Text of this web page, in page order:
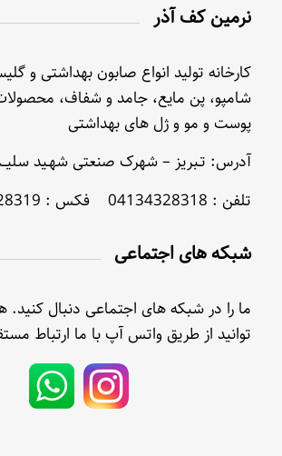
نرمین کف آذر
کارخانه تولید انواع صابون بهداشتی و
شامپو، پن مایع، جامد و شفاف،
پوست و مو و ژل های بهداشتی
آدرس: تـبریز – شهرک صنعتی شهـید
تلفن : 04134328318 فکس : 04134328319
شبکه های اجتماعی
ما را در شبکه های اجتماعی دنبال
توانید از طریق واتس آپ با ما ارتباط